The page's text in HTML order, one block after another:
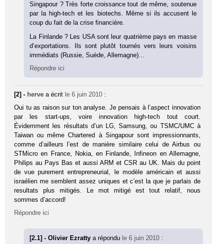
Singapour ? Très forte croissance tout de même, soutenue
par la high-tech et les biotechs. Même si ils accusent le
coup du fait de la crise financière.
La Finlande ? Les USA sont leur quatrième pays en masse
d’exportations. Ils sont plutôt tournés vers leurs voisins
immédiats (Russie, Suède, Allemagne)…
Répondre ici
[2] - herve a écrit le 6 juin 2010 :
Oui tu as raison sur ton analyse. Je pensais à l’aspect innovation
par les start-ups, voire innovation high-tech tout court.
Évidemment les résultats d’un LG, Samsung, ou TSMC/UMC à
Taiwan ou même Chartered à Singapour sont impressionnants,
comme d’ailleurs l’est de manière similaire celui de Airbus ou
STMicro en France, Nokia, en Finlande, Infineon en Allemagne,
Philips au Pays Bas et aussi ARM et CSR au UK. Mais du point
de vue purement entrepreneurial, le modèle américain et aussi
israélien me semblent assez uniques et c’est la que je parlais de
resultats plus mitigés. Le mot mitigé est tout relatif, nous
sommes d’accord!
Répondre ici
[2.1] - Olivier Ezrattya répondu le 6 juin 2010 :